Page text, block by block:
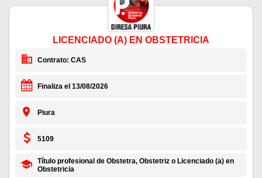
LICENCIADO (A) EN OBSTETRICIA
Contrato: CAS
Finaliza el 13/08/2026
Piura
5109
Título profesional de Obstetra, Obstetriz o Licenciado (a) en
Obstetricia